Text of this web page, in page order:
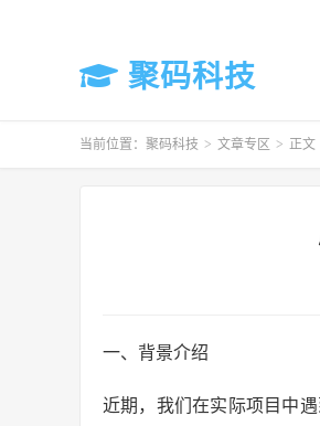
聚码科技
当前位置： 聚码科技 > 文章专区 > 正文
一、背景介绍
近期，我们在实际项目中